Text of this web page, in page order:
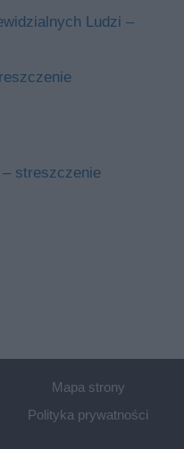
Ludzi –
– streszczenie
Mapa strony
Polityka prywatności